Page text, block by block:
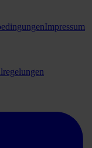
Impressum